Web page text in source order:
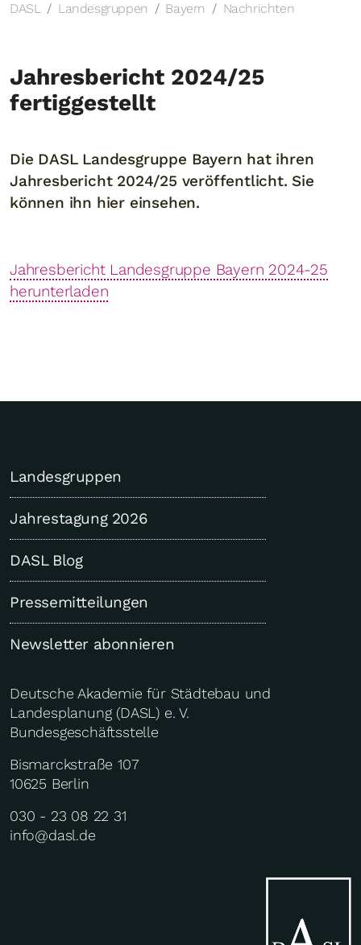
DASL Landesgruppen Bayern Nachrichten
Jahresbericht 2024/25
fertiggestellt
Die DASL Landesgruppe Bayern hat ihren
Jahresbericht 2024/25 veröffentlicht. Sie
können ihn hier einsehen.
Jahresbericht Landesgruppe Bayern 2024-25
herunterladen
Landesgruppen
Jahrestagung 2026
DASL Blog
Pressemitteilungen
Newsletter abonnieren
Deutsche Akademie für Städtebau und
Landesplanung (DASL) e. V.
Bundesgeschäftsstelle
Bismarckstraße 107
10625 Berlin
030 - 23 08 22 31
info@dasl.de